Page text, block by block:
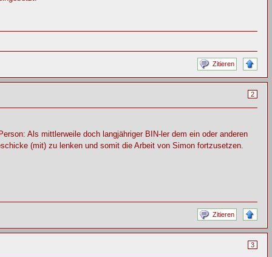
Zitieren
2
Als mittlerweile doch langjähriger BIN-ler dem ein oder anderen
(mit) zu lenken und somit die Arbeit von Simon fortzusetzen.
Zitieren
3